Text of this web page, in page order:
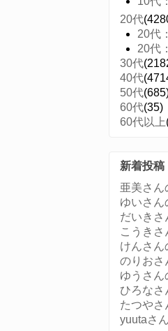
20代
20代
20代
30代
40代
50代
60代(35)
60代以上
新着投稿
亜美さん
ゆいさん
だいきさ
こうき
けんさん
のりおさ
ゆうさん
ひろなさ
たつやさ
yuutaさ